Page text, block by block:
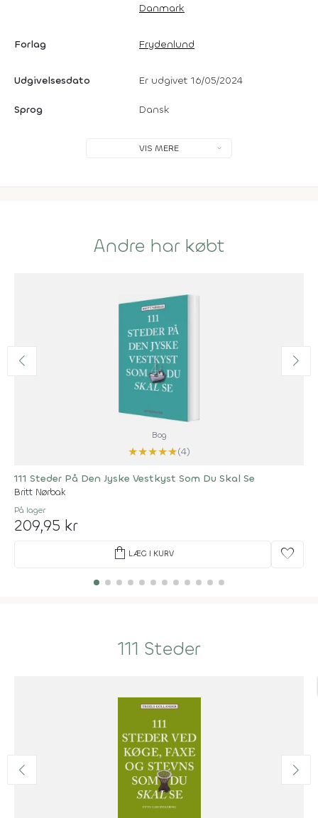
Danmark
Forlag Frydenlund
Udgivelsesdato Er udgivet 16/05/2024
Sprog Dansk
VIS MERE
Andre har købt
Bog
★★★★★(4)
111 Steder På Den Jyske Vestkyst Som Du Skal Se
Britt Nørbak
På lager
209,95 kr
shopping_bag LÆG I KURV favorite
111 Steder